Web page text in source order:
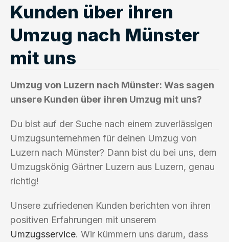
Kunden über ihren
Umzug nach Münster
mit uns
Umzug von Luzern nach Münster: Was sagen
unsere Kunden über ihren Umzug mit uns?
Du bist auf der Suche nach einem zuverlässigen
Umzugsunternehmen für deinen Umzug von
Luzern nach Münster? Dann bist du bei uns, dem
Umzugskönig Gärtner Luzern aus Luzern, genau
richtig!
Unsere zufriedenen Kunden berichten von ihren
positiven Erfahrungen mit unserem
Umzugsservice. Wir kümmern uns darum, dass